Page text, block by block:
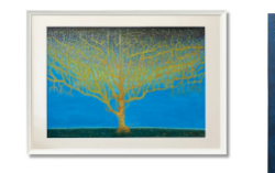
ジャンル
風景画
配送目安
二週間以内
デルに 水と美しい森を幻想的にえ